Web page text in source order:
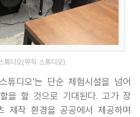
튜디오(뮤직 스튜디오)
튜디오'는 단순 체험시설을 넘어
을 할 것으로 기대된다. 고가 장
제작 환경을 공공에서 제공하며